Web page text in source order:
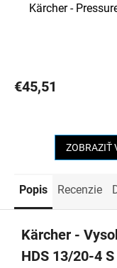
Kärcher -
€45,51
ZOBRAZIŤ
Popis Recenzie
Kärcher -
HDS 13/20-4 S